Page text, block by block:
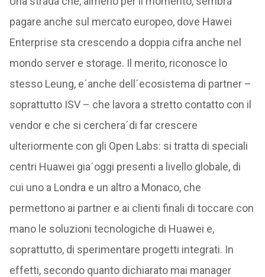
pagare anche sul mercato europeo, dove Hawei
Enterprise sta crescendo a doppia cifra anche nel
mondo server e storage. Il merito, riconosce lo
stesso Leung, e´anche dell´ecosistema di partner –
soprattutto ISV – che lavora a stretto contatto con il
vendor e che si cerchera´di far crescere
ulteriormente con gli Open Labs: si tratta di speciali
centri Huawei gia´oggi presenti a livello globale, di
cui uno a Londra e un altro a Monaco, che
permettono ai partner e ai clienti finali di toccare con
mano le soluzioni tecnologiche di Huawei e,
soprattutto, di sperimentare progetti integrati. In
effetti, secondo quanto dichiarato mai manager